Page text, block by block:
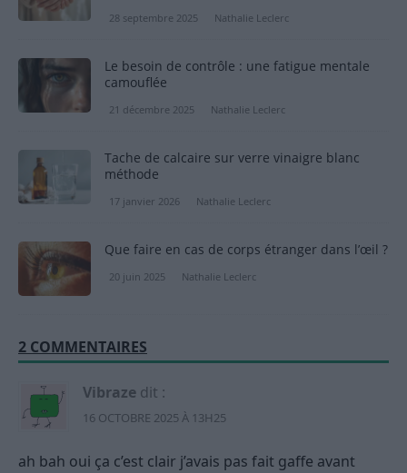
28 septembre 2025 Nathalie Leclerc
Le besoin de contrôle : une fatigue mentale
camouflée
21 décembre 2025 Nathalie Leclerc
Tache de calcaire sur verre vinaigre blanc
méthode
17 janvier 2026 Nathalie Leclerc
Que faire en cas de corps étranger dans l’œil ?
20 juin 2025 Nathalie Leclerc
2 COMMENTAIRES
Vibraze dit :
16 OCTOBRE 2025 À 13H25
ah bah oui ça c’est clair j’avais pas fait gaffe avant